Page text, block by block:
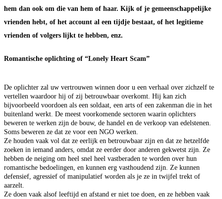
hem dan ook om die van hem of haar. Kijk of je gemeenschappelijke
vrienden hebt, of het account al een tijdje bestaat, of het legitieme
vrienden of volgers lijkt te hebben, enz.
Romantische oplichting of “Lonely Heart Scam”
De oplichter zal uw vertrouwen winnen door u een verhaal over zichzelf te
vertellen waardoor hij of zij betrouwbaar overkomt. Hij kan zich
bijvoorbeeld voordoen als een soldaat, een arts of een zakenman die in het
buitenland werkt. De meest voorkomende sectoren waarin oplichters
beweren te werken zijn de bouw, de handel en de verkoop van edelstenen.
Soms beweren ze dat ze voor een NGO werken.
Ze houden vaak vol dat ze eerlijk en betrouwbaar zijn en dat ze hetzelfde
zoeken in iemand anders, omdat ze eerder door anderen gekwetst zijn. Ze
hebben de neiging om heel snel heel vastberaden te worden over hun
romantische bedoelingen, en kunnen erg vasthoudend zijn. Ze kunnen
defensief, agressief of manipulatief worden als je ze in twijfel trekt of
aarzelt.
Ze doen vaak alsof leeftijd en afstand er niet toe doen, en ze hebben vaak